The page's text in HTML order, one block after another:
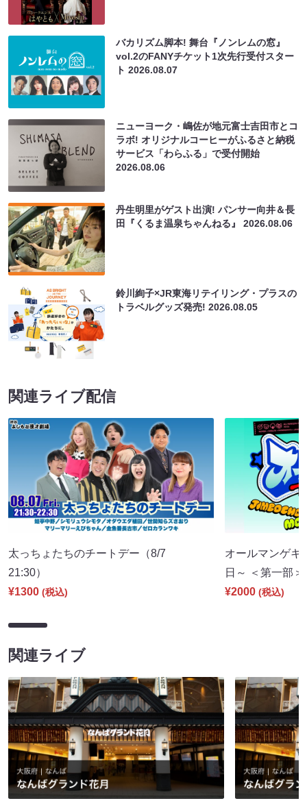
バカリズム脚本! 舞台『ノンレムの窓』
vol.2のFANYチケット1次先行受付スター
ト2026.08.07
ニューヨーク・嶋佐が地元富士吉田市とコ
ラボ! オリジナルコーヒーがふるさと納税
サービス「わらふる」で受付開始
2026.08.06
丹生明里がゲスト出演! パンサー向井＆長
田『くるま温泉ちゃんねる』2026.08.06
鈴川絢子×JR東海リテイリング・プラスの
トラベルグッズ発売!2026.08.05
関連ライブ配信
太っちょたちのチートデー（8/7
21:30）
¥1300 (税込)
オールマンゲキ
日～ ＜第一部
¥2000 (税込)
関連ライブ